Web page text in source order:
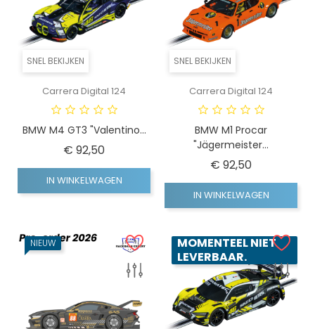
SNEL BEKIJKEN
Carrera Digital 124
BMW M4 GT3 "Valentino...
€ 92,50
IN WINKELWAGEN
SNEL BEKIJKEN
Carrera Digital 124
BMW M1 Procar
"Jägermeister...
€ 92,50
IN WINKELWAGEN
NIEUW
MOMENTEEL NIET
LEVERBAAR.